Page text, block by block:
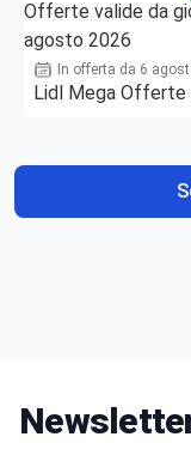
In offerta da 6
Lidl Mega Offerte